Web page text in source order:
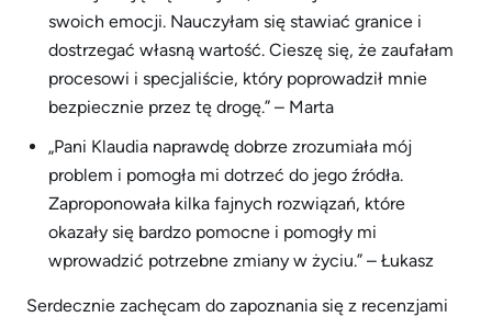
swoich emocji. Nauczyłam się stawiać granice i
dostrzegać własną wartość. Cieszę się, że zaufałam
procesowi i specjaliście, który poprowadził mnie
bezpiecznie przez tę drogę.” – Marta
„Pani Klaudia naprawdę dobrze zrozumiała mój
problem i pomogła mi dotrzeć do jego źródła.
Zaproponowała kilka fajnych rozwiązań, które
okazały się bardzo pomocne i pomogły mi
wprowadzić potrzebne zmiany w życiu.” – Łukasz
Serdecznie zachęcam do zapoznania się z recenzjami